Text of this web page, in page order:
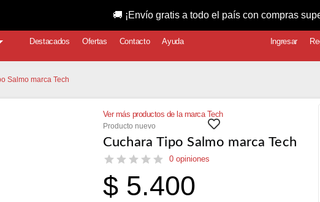
Destacados Ofertas Contacto Ayuda Ingresar
Salmo marca Tech
Ver más productos de la marca Tech
Producto nuevo
Cuchara Tipo Salmo marca Tech
0 opiniones
$5.400
🚚 ¡Envío gratis a todo el país con compras superiores